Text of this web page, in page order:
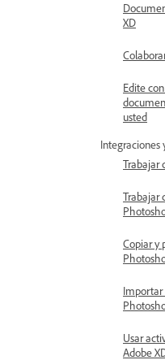
XD
Edite
usted
Trabajar
Trabajar
Copiar y
Importar
Usar
Adobe